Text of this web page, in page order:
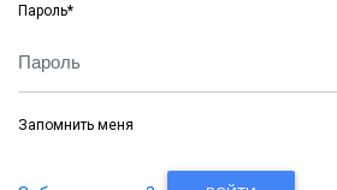
Пароль*
Запомнить меня